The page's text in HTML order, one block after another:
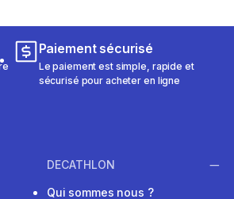
Paiement sécurisé
Le paiement est simple, rapide et
sécurisé pour acheter en ligne
DECATHLON
Qui sommes nous ?